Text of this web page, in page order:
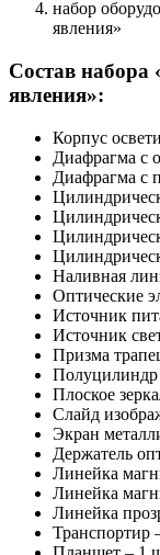
набор
явления»
Состав набора
явления»:
Корпус
Диафрагма с
Диафрагма с
Наливная
Оптические
Источник
Источник
Призма
Полуцилиндр
Плоское
Слайд
Экран
Держатель
Линейка
Линейка
Линейка
Транспортир